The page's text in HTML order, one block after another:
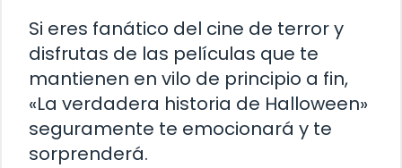
Si eres fanático del cine de terror y
disfrutas de las películas que te
mantienen en vilo de principio a fin,
«La verdadera historia de Halloween»
seguramente te emocionará y te
sorprenderá.